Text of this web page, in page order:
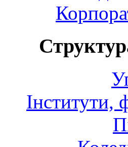
Інститути,